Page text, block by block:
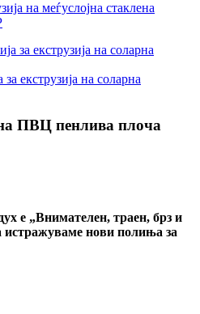
на меѓуслојна стаклена
екструзија на соларна
ПВЦ пенлива плоча
е „Внимателен, траен, брз и
истражуваме нови полиња за